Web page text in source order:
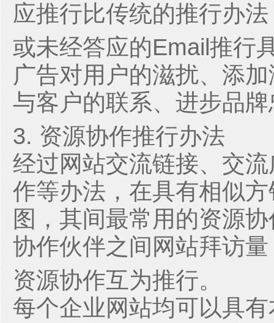
应推行比传统的推行办法
或未经答应的Email推行
广告对用户的滋扰、添
与客户的联系、进步品
3. 资源协作推行办法
经过网站交流链接、交
作等办法，在具有相似
图，其间最常用的资源
协作伙伴之间网站拜访量
资源协作互为推行。
每个企业网站均可以具